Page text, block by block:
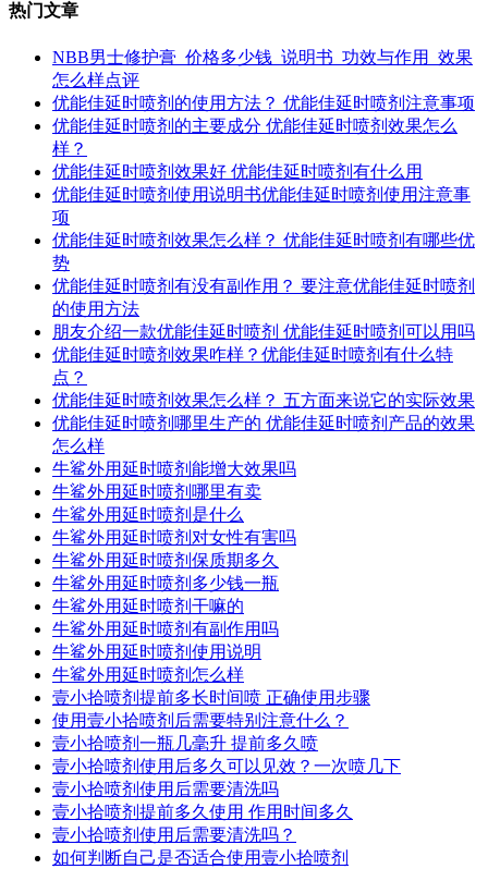
热门文章
NBB男士修护膏_价格多少钱_说明书_功效与作用_效果
怎么样点评
优能佳延时喷剂的使用方法？ 优能佳延时喷剂注意事项
优能佳延时喷剂的主要成分 优能佳延时喷剂效果怎么
样？
优能佳延时喷剂效果好 优能佳延时喷剂有什么用
优能佳延时喷剂使用说明书优能佳延时喷剂使用注意事
项
优能佳延时喷剂效果怎么样？ 优能佳延时喷剂有哪些优
势
优能佳延时喷剂有没有副作用？ 要注意优能佳延时喷剂
的使用方法
朋友介绍一款优能佳延时喷剂 优能佳延时喷剂可以用吗
优能佳延时喷剂效果咋样？优能佳延时喷剂有什么特
点？
优能佳延时喷剂效果怎么样？ 五方面来说它的实际效果
优能佳延时喷剂哪里生产的 优能佳延时喷剂产品的效果
怎么样
牛鲨外用延时喷剂能增大效果吗
牛鲨外用延时喷剂哪里有卖
牛鲨外用延时喷剂是什么
牛鲨外用延时喷剂对女性有害吗
牛鲨外用延时喷剂保质期多久
牛鲨外用延时喷剂多少钱一瓶
牛鲨外用延时喷剂干嘛的
牛鲨外用延时喷剂有副作用吗
牛鲨外用延时喷剂使用说明
牛鲨外用延时喷剂怎么样
壹小拾喷剂提前多长时间喷 正确使用步骤
使用壹小拾喷剂后需要特别注意什么？
壹小拾喷剂一瓶几毫升 提前多久喷
壹小拾喷剂使用后多久可以见效？一次喷几下
壹小拾喷剂使用后需要清洗吗
壹小拾喷剂提前多久使用 作用时间多久
壹小拾喷剂使用后需要清洗吗？
如何判断自己是否适合使用壹小拾喷剂